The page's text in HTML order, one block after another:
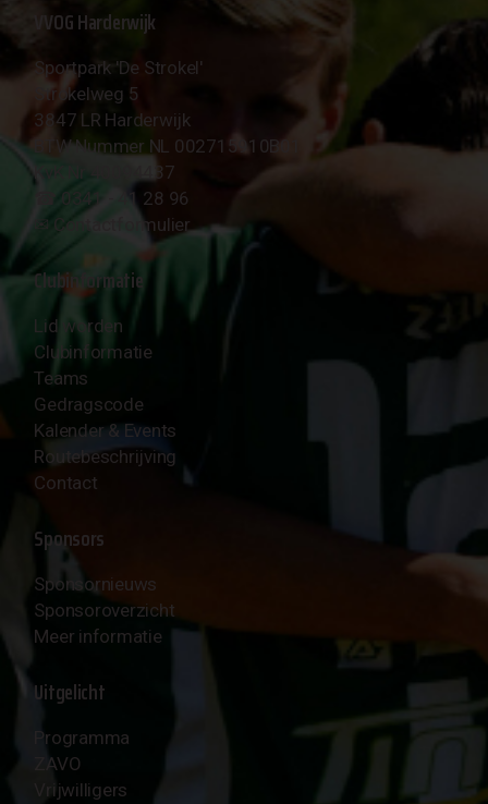
VVOG Harderwijk
Sportpark 'De Strokel'
Strokelweg 5
3847 LR Harderwijk
BTW Nummer NL 002715910B01
KvK Nr 40094437
☎︎ 0341 - 41 28 96
✉︎ Contactformulier
Clubinformatie
Lid worden
Clubinformatie
Teams
Gedragscode
Kalender & Events
Routebeschrijving
Contact
Sponsors
Sponsornieuws
Sponsoroverzicht
Meer informatie
Uitgelicht
Programma
ZAVO
Vrijwilligers